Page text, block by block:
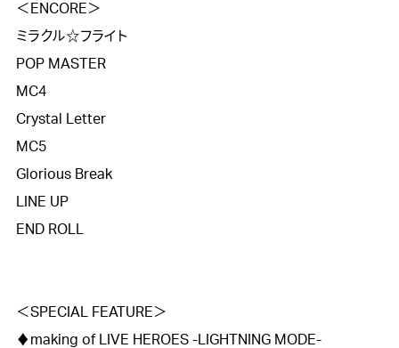
＜ENCORE＞
ミラクル☆フライト
POP MASTER
MC4
Crystal Letter
MC5
Glorious Break
LINE UP
END ROLL
＜SPECIAL FEATURE＞
♦︎making of LIVE HEROES -LIGHTNING MODE-